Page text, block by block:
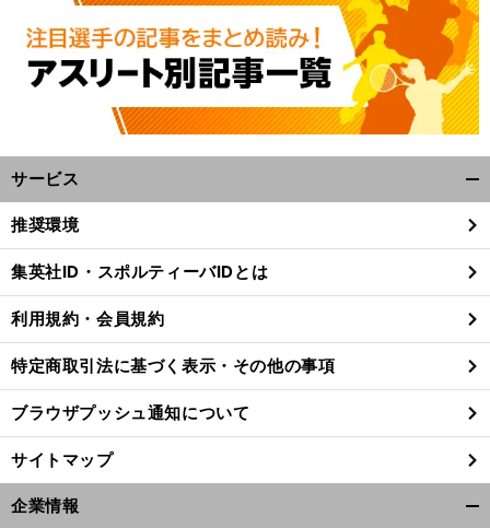
サービス
閉
る
推奨環境
集英社ID・スポルティーバIDとは
利用規約・会員規約
特定商取引法に基づく表示・その他の事項
ブラウザプッシュ通知について
サイトマップ
企業情報